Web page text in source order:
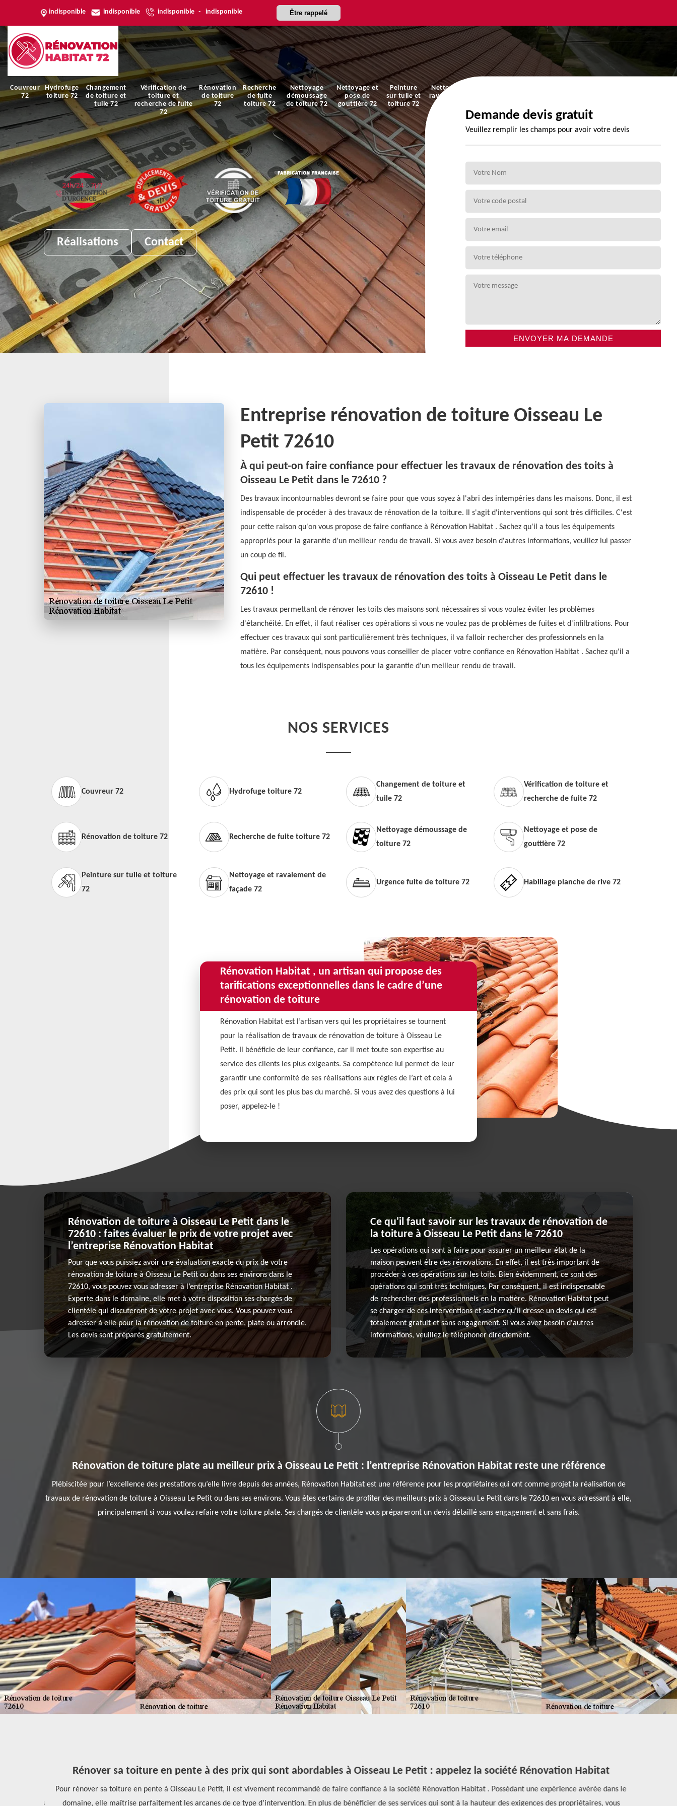
indisponible indisponible indisponible - indisponible Être rappelé
Couvreur
72
Hydrofuge
toiture 72
Changement
de toiture et
tuile 72
Vérification de
toiture et
recherche de fuite
72
Rénovation
de toiture
72
Recherche
de fuite
toiture 72
Nettoyage
démoussage
de toiture 72
Nettoyage et
pose de
gouttière 72
Peinture
sur tuile et
toiture 72
Nettoyage et
ravalement de
Réalisations Contact
Demande devis gratuit
Veuillez remplir les champs pour avoir votre devis
Entreprise rénovation de toiture Oisseau Le
Petit 72610
À qui peut-on faire confiance pour effectuer les travaux de rénovation des toits à
Oisseau Le Petit dans le 72610 ?
Des travaux incontournables devront se faire pour que vous soyez à l'abri des intempéries dans les maisons. Donc, il est
indispensable de procéder à des travaux de rénovation de la toiture. Il s'agit d'interventions qui sont très difficiles. C'est
pour cette raison qu'on vous propose de faire confiance à Rénovation Habitat . Sachez qu'il a tous les équipements
appropriés pour la garantie d'un meilleur rendu de travail. Si vous avez besoin d'autres informations, veuillez lui passer
un coup de fil.
Qui peut effectuer les travaux de rénovation des toits à Oisseau Le Petit dans le
72610 !
Les travaux permettant de rénover les toits des maisons sont nécessaires si vous voulez éviter les problèmes
d'étanchéité. En effet, il faut réaliser ces opérations si vous ne voulez pas de problèmes de fuites et d'infiltrations. Pour
effectuer ces travaux qui sont particulièrement très techniques, il va falloir rechercher des professionnels en la
matière. Par conséquent, nous pouvons vous conseiller de placer votre confiance en Rénovation Habitat . Sachez qu'il a
tous les équipements indispensables pour la garantie d'un meilleur rendu de travail.
NOS SERVICES
Couvreur 72 Hydrofuge toiture 72
Changement de toiture et
tuile 72
Vérification de toiture et
recherche de fuite 72
Rénovation de toiture 72 Recherche de fuite toiture 72
Nettoyage démoussage de
toiture 72
Nettoyage et pose de
gouttière 72
Peinture sur tuile et toiture
72
Nettoyage et ravalement de
façade 72
Urgence fuite de toiture 72 Habillage planche de rive 72
Rénovation Habitat , un artisan qui propose des
tarifications exceptionnelles dans le cadre d’une
rénovation de toiture
Rénovation Habitat est l’artisan vers qui les propriétaires se tournent
pour la réalisation de travaux de rénovation de toiture à Oisseau Le
Petit. Il bénéficie de leur confiance, car il met toute son expertise au
service des clients les plus exigeants. Sa compétence lui permet de leur
garantir une conformité de ses réalisations aux règles de l’art et cela à
des prix qui sont les plus bas du marché. Si vous avez des questions à lui
poser, appelez-le !
Rénovation de toiture à Oisseau Le Petit dans le
72610 : faites évaluer le prix de votre projet avec
l’entreprise Rénovation Habitat
Pour que vous puissiez avoir une évaluation exacte du prix de votre
rénovation de toiture à Oisseau Le Petit ou dans ses environs dans le
72610, vous pouvez vous adresser à l’entreprise Rénovation Habitat .
Experte dans le domaine, elle met à votre disposition ses chargés de
clientèle qui discuteront de votre projet avec vous. Vous pouvez vous
adresser à elle pour la rénovation de toiture en pente, plate ou arrondie.
Les devis sont préparés gratuitement.
Ce qu'il faut savoir sur les travaux de rénovation de
la toiture à Oisseau Le Petit dans le 72610
Les opérations qui sont à faire pour assurer un meilleur état de la
maison peuvent être des rénovations. En effet, il est très important de
procéder à ces opérations sur les toits. Bien évidemment, ce sont des
opérations qui sont très techniques. Par conséquent, il est indispensable
de rechercher des professionnels en la matière. Rénovation Habitat peut
se charger de ces interventions et sachez qu'il dresse un devis qui est
totalement gratuit et sans engagement. Si vous avez besoin d'autres
informations, veuillez le téléphoner directement.
Rénovation de toiture plate au meilleur prix à Oisseau Le Petit : l’entreprise Rénovation Habitat reste une référence
Plébiscitée pour l’excellence des prestations qu’elle livre depuis des années, Rénovation Habitat est une référence pour les propriétaires qui ont comme projet la réalisation de
travaux de rénovation de toiture à Oisseau Le Petit ou dans ses environs. Vous êtes certains de profiter des meilleurs prix à Oisseau Le Petit dans le 72610 en vous adressant à elle,
principalement si vous voulez refaire votre toiture plate. Ses chargés de clientèle vous prépareront un devis détaillé sans engagement et sans frais.
Rénover sa toiture en pente à des prix qui sont abordables à Oisseau Le Petit : appelez la société Rénovation Habitat
Pour rénover sa toiture en pente à Oisseau Le Petit, il est vivement recommandé de faire confiance à la société Rénovation Habitat . Possédant une expérience avérée dans le
domaine, elle maîtrise parfaitement les arcanes de ce type d’intervention. En plus de bénéficier de ses services qui sont à la hauteur des exigences des propriétaires, vous